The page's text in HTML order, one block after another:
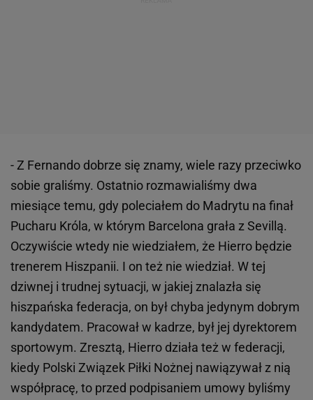
- Z Fernando dobrze się znamy, wiele razy przeciwko
sobie graliśmy. Ostatnio rozmawialiśmy dwa
miesiące temu, gdy poleciałem do Madrytu na finał
Pucharu Króla, w którym Barcelona grała z Sevillą.
Oczywiście wtedy nie wiedziałem, że Hierro będzie
trenerem Hiszpanii. I on też nie wiedział. W tej
dziwnej i trudnej sytuacji, w jakiej znalazła się
hiszpańska federacja, on był chyba jedynym dobrym
kandydatem. Pracował w kadrze, był jej dyrektorem
sportowym. Zresztą, Hierro działa też w federacji,
kiedy Polski Związek Piłki Nożnej nawiązywał z nią
współpracę, to przed podpisaniem umowy byliśmy